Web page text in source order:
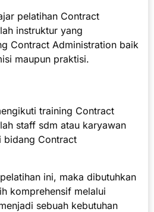
pelatihan Contract
instruktur yang
Contract Administration baik
maupun praktisi.
training Contract
staff sdm atau karyawan
bidang Contract
ini, maka dibutuhkan
komprehensif melalui
sebuah kebutuhan